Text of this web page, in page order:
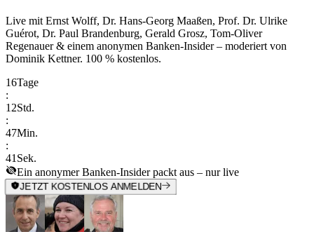
Live mit Ernst Wolff, Dr. Hans-Georg Maaßen, Prof. Dr. Ulrike
Guérot, Dr. Paul Brandenburg, Gerald Grosz, Tom-Oliver
Regenauer & einem anonymen Banken-Insider– moderiert von
Dominik Kettner. 100 % kostenlos.
16Tage
:
12Std.
:
47Min.
:
41 Sek.
Ein anonymer Banken-Insider packt aus – nur live
JETZT KOSTENLOS ANMELDEN